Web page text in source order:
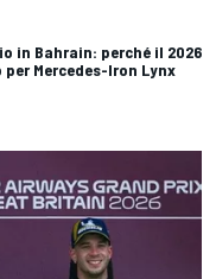
in Bahrain: perché il 2026
Mercedes-Iron Lynx